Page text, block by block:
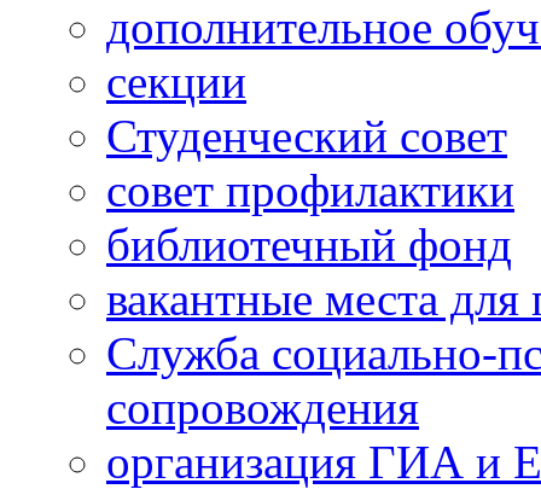
дополнительное
секции
Студенческий совет
совет профилактики
библиотечный фонд
вакантные места
Служба социально-
сопровождения
организация ГИА и